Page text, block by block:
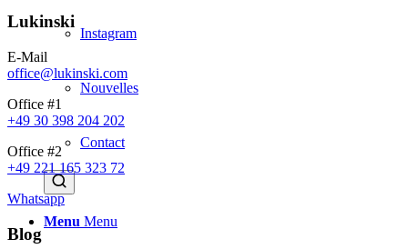
Instagram
Nouvelles
Contact
Menu Menu
Lukinski
E-Mail
office@lukinski.com
Office #1
+49 30 398 204 202
Office #2
+49 221 165 323 72
Whatsapp
Blog